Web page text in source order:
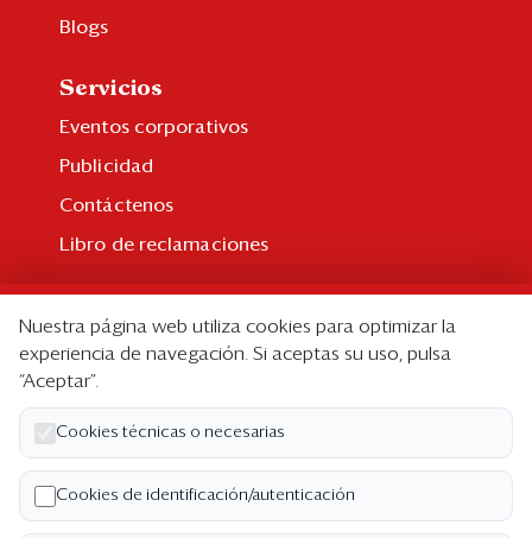
Blogs
Servicios
Eventos corporativos
Publicidad
Contáctenos
Libro de reclamaciones
Suscripción individual
Paquetes corporativos
Edición Impresa
Nosotros
Quiénes somos
Nuestra página web utiliza cookies para optimizar la
experiencia de navegación. Si aceptas su uso, pulsa
“Aceptar”.
Cookies técnicas o necesarias
Cookies de identificación/autenticación